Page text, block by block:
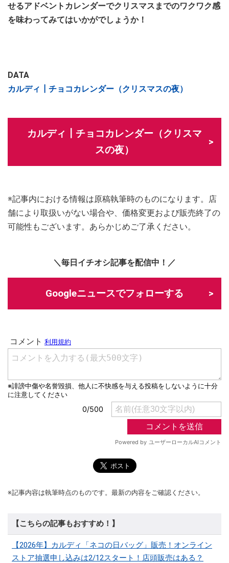
せるアドベントカレンダーでクリスマスまでのワクワク感
を味わってみてはいかがでしょうか！
DATA
カルディ┃チョコカレンダー（クリスマスの夜）
カルディ┃チョコカレンダー（クリスマ
スの夜）
※記事内における情報は原稿執筆時のものになります。店
舗により取扱いがない場合や、価格変更および販売終了の
可能性もございます。あらかじめご了承ください。
＼毎日イチオシ記事を配信中！／
Googleニュースでフォローする
※記事内容は執筆時点のものです。最新の内容をご確認ください。
【こちらの記事もおすすめ！】
【2026年】カルディ「ネコの日バッグ」販売！オンライン
ストア抽選申し込みは2/12スタート！店頭販売はある？